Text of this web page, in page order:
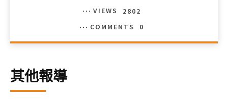
VIEWS
2802
COMMENTS
0
其他報導